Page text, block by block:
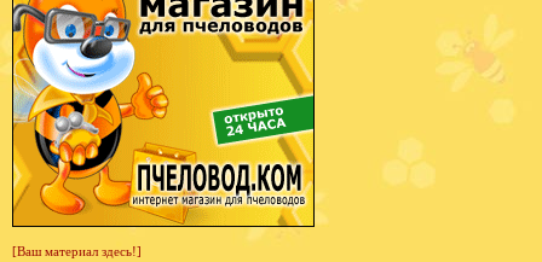
[Ваш материал здесь!]